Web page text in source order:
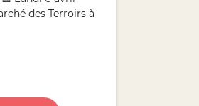
des Terroirs à